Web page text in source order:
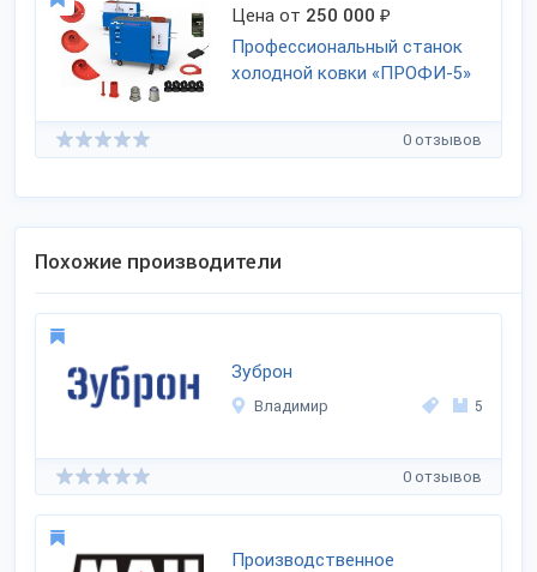
Цена от 250 000 ₽
Профессиональный станок
холодной ковки «ПРОФИ-5»
0 отзывов
Похожие производители
Зуброн
Владимир 5
0 отзывов
Производственное